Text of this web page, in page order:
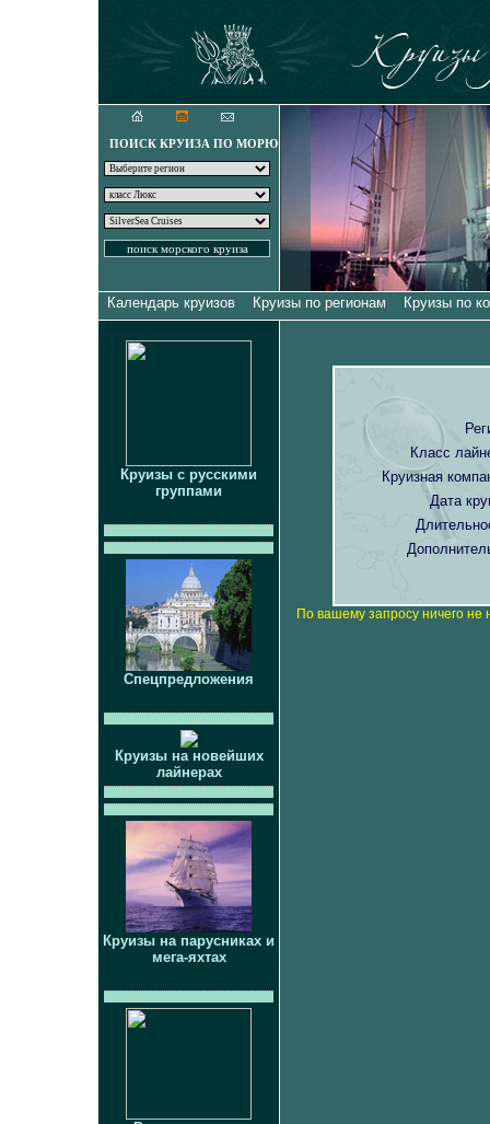
Круизы для
ПОИСК КРУИЗА ПО МОРЮ
Календарь круизов Круизы по регионам Круизы по
Круизы с русскими
группами
Спецпредложения
Круизы на новейших
лайнерах
Круизы на парусниках и
мега-яхтах
Класс
Круизная
Дата
По вашему запросу ничего не